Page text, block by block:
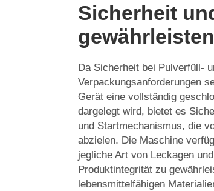
Sicherheit
gewährleisten
Da Sicherheit bei Pulverfüll-
Verpackungsanforderungen
Gerät eine vollständig
dargelegt wird, bietet es
und Startmechanismus, die
abzielen. Die Maschine
jegliche Art von Leckagen
Produktintegrität zu
lebensmittelfähigen